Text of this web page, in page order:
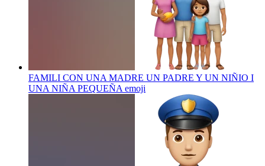
FAMILI CON UNA MADRE UN PADRE Y UN NIÑIO I
UNA NIÑA PEQUEÑA emoji